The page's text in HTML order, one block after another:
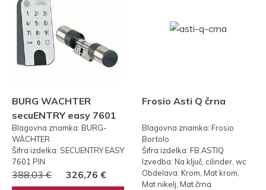
BURG WACHTER
secuENTRY easy 7601
PIN KODA
Blagovna znamka: BURG-
WÄCHTER
Šifra izdelka: SECUENTRY EASY
7601 PIN
388,03 € 326,76 €
Frosio Asti Q črna
Blagovna znamka: Frosio
Bortolo
Šifra izdelka: FB.ASTIQ
Izvedba: Na ključ, cilinder, wc
Obdelava: Krom, Mat krom,
Mat nikelj, Mat črna